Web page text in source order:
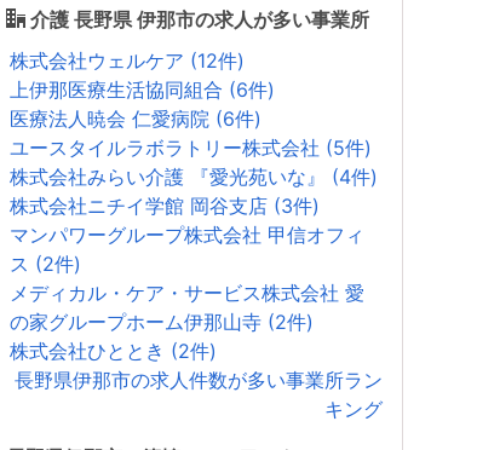
介護 長野県 伊那市の求人が多い事業所
株式会社ウェルケア (12件)
上伊那医療生活協同組合 (6件)
医療法人暁会 仁愛病院 (6件)
ユースタイルラボラトリー株式会社 (5件)
株式会社みらい介護 『愛光苑いな』 (4件)
株式会社ニチイ学館 岡谷支店 (3件)
マンパワーグループ株式会社 甲信オフィ
ス (2件)
メディカル・ケア・サービス株式会社 愛
の家グループホーム伊那山寺 (2件)
株式会社ひととき (2件)
長野県伊那市の求人件数が多い事業所ラン
キング